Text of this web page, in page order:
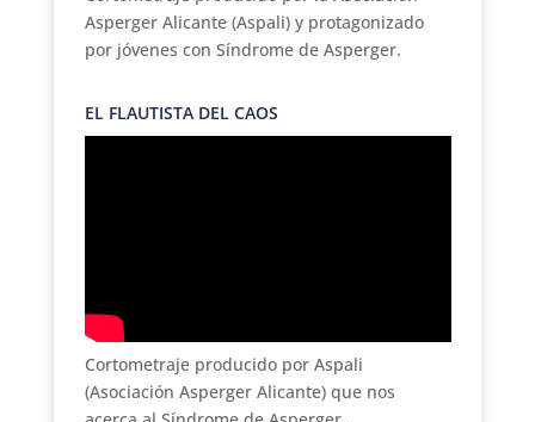
Asperger Alicante (Aspali) y protagonizado
por jóvenes con Síndrome de Asperger.
EL FLAUTISTA DEL CAOS
Cortometraje producido por Aspali
(Asociación Asperger Alicante) que nos